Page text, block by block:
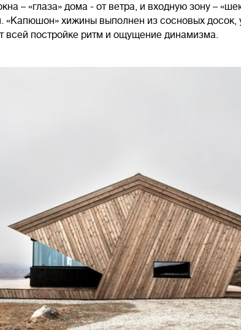
– «глаза» дома - от ветра, и входную зону –
«Капюшон» хижины выполнен из сосновых досок,
всей постройке ритм и ощущение динамизма.